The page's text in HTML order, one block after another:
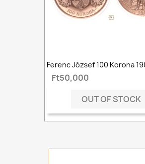
Ferenc József 100 Korona
Ft50,000
OUT OF STOCK